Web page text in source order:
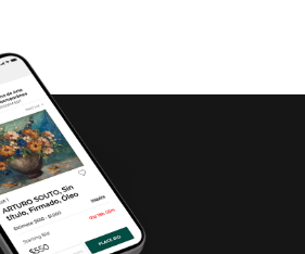
diferencial doblado, interiores
de copiloto ; instrumentos sin
de muelles ; chasis torcido por
con 6 llantas 1/4 de vida.
2025. Se entregan baja y
es responsabilidad del cliente